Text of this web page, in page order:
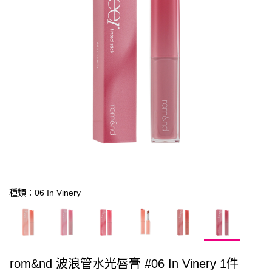
種類：06 In Vinery
rom&nd 波浪管水光唇膏 #06 In Vinery 1件